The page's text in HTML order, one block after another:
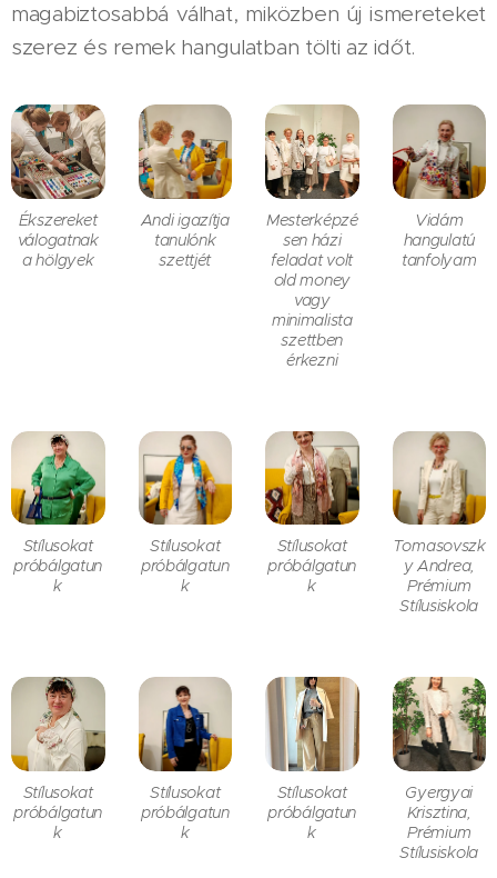
magabiztosabbá válhat, miközben új ismereteket
szerez és remek hangulatban tölti az időt.
Ékszereket
válogatnak
a hölgyek
Andi igazítja
tanulónk
szettjét
Mesterképzé
sen házi
feladat volt
old money
vagy
minimalista
szettben
érkezni
Vidám
hangulatú
tanfolyam
Stílusokat
próbálgatun
k
Stílusokat
próbálgatun
k
Stílusokat
próbálgatun
k
Tomasovszk
y Andrea,
Prémium
Stílusiskola
Stílusokat
próbálgatun
k
Stílusokat
próbálgatun
k
Stílusokat
próbálgatun
k
Gyergyai
Krisztina,
Prémium
Stílusiskola